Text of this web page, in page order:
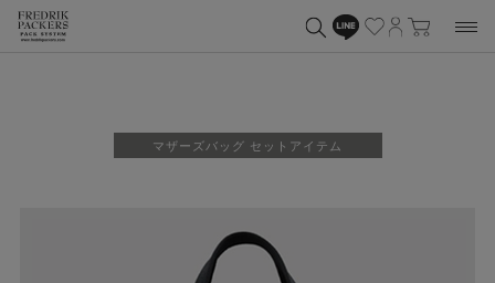
マザーズバッグ セットアイテム